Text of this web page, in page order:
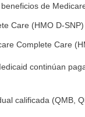
de
Care (HMO D-SNP)
Complete Care
continúan
calificada (QMB,